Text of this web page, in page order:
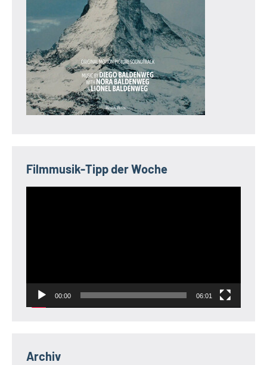
Filmmusik-Tipp der Woche
00:00 06:01
Archiv